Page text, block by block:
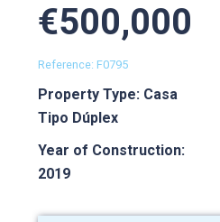
€500,000
Reference: F0795
Property Type: Casa
Tipo Dúplex
Year of Construction:
2019